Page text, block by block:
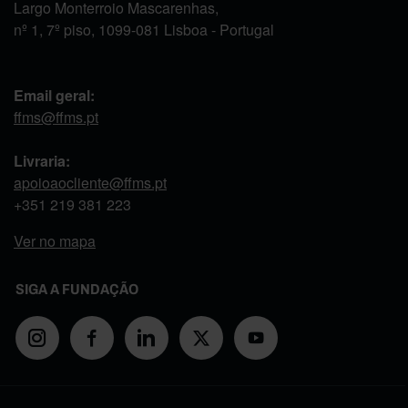
Largo Monterroio Mascarenhas,
nº 1, 7º piso, 1099-081 Lisboa - Portugal
Email geral:
ffms@ffms.pt
Livraria:
apoioaocliente@ffms.pt
+351 219 381 223
Ver no mapa
SIGA A FUNDAÇÃO